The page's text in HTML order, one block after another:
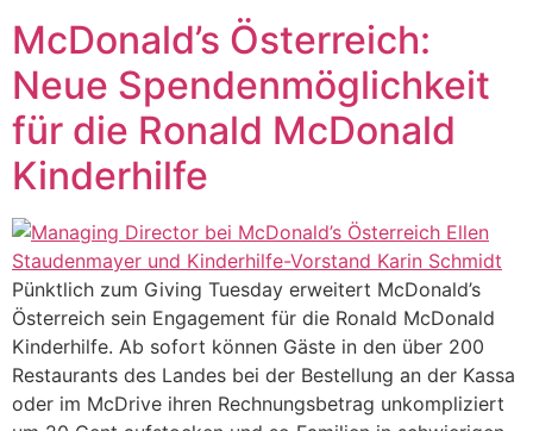
McDonald’s Österreich:
Neue Spendenmöglichkeit
für die Ronald McDonald
Kinderhilfe
Pünktlich zum Giving Tuesday erweitert McDonald’s
Österreich sein Engagement für die Ronald McDonald
Kinderhilfe. Ab sofort können Gäste in den über 200
Restaurants des Landes bei der Bestellung an der Kassa
oder im McDrive ihren Rechnungsbetrag unkompliziert